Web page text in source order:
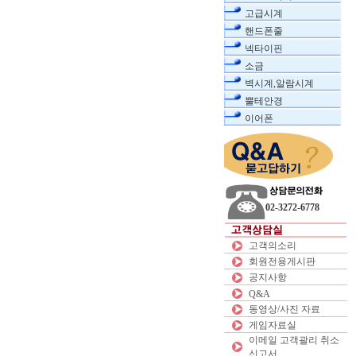
고급시계
핸드폰줄
넥타이핀
소금
벽시계,알람시계
뿔테안경
이어폰
02-3272-6778
고객의소리
회원전용게시판
공지사항
Q&A
동영상/사진 자료
게임자료실
이메일 고객괄리 취소
신고서